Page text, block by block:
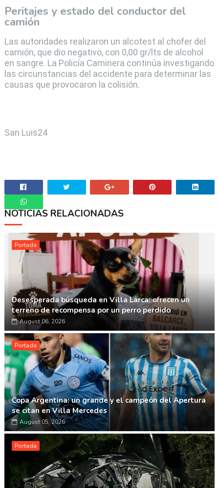
Peritajes y estado del conductor del
camión
Las autoridades realizaron un alcotest al chofer del
camión, que dio negativo, con 0,00 gr/lts de alcohol
en sangre. La Policía Caminera continúa investigando
las circunstancias del accidente para determinar las
causas que provocaron la colisión.
San Luis24
Whatsapp
NOTICIAS RELACIONADAS
Portada
Desesperada búsqueda en Villa Larca: ofrecen un
terreno de recompensa por un perro perdido
August 06, 2026
Portada
Copa Argentina: un grande y el campeón del Apertura
se citan en Villa Mercedes
August 05, 2026
Portada